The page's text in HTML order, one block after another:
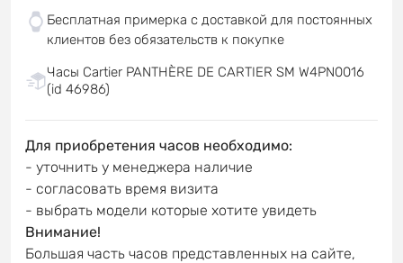
Бесплатная примерка с доставкой для постоянных
клиентов без обязательств к покупке
Часы Cartier PANTHÈRE DE CARTIER SM W4PN0016
(id 46986)
Для приобретения часов необходимо:
- уточнить у менеджера наличие
- согласовать время визита
- выбрать модели которые хотите увидеть
Внимание!
Большая часть часов представленных на сайте,